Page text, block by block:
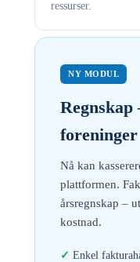
ressurser.
NY MODUL
Regnskap
foreninger
Nå kan
plattformen.
årsregnskap –
kostnad.
Enkel